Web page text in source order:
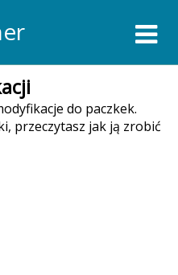
do paczkek.
przeczytasz jak ją zrobić